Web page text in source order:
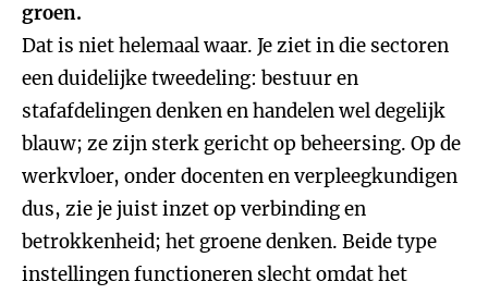
groen.
Dat is niet helemaal waar. Je ziet in die sectoren
een duidelijke tweedeling: bestuur en
stafafdelingen denken en handelen wel degelijk
blauw; ze zijn sterk gericht op beheersing. Op de
werkvloer, onder docenten en verpleegkundigen
dus, zie je juist inzet op verbinding en
betrokkenheid; het groene denken. Beide type
instellingen functioneren slecht omdat het